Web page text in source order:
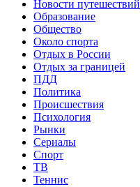
Новости путешествий
Образование
Общество
Около спорта
Отдых в России
Отдых за границей
ПДД
Политика
Происшествия
Психология
Рынки
Сериалы
Спорт
ТВ
Теннис